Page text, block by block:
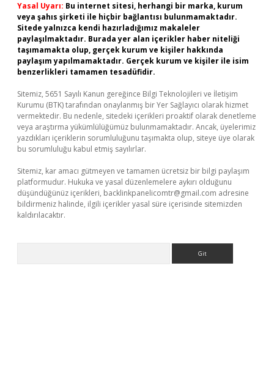
Yasal Uyarı: Bu internet sitesi, herhangi bir marka, kurum
veya şahıs şirketi ile hiçbir bağlantısı bulunmamaktadır.
Sitede yalnızca kendi hazırladığımız makaleler
paylaşılmaktadır. Burada yer alan içerikler haber niteliği
taşımamakta olup, gerçek kurum ve kişiler hakkında
paylaşım yapılmamaktadır. Gerçek kurum ve kişiler ile isim
benzerlikleri tamamen tesadüfidir.
Sitemiz, 5651 Sayılı Kanun gereğince Bilgi Teknolojileri ve İletişim
Kurumu (BTK) tarafından onaylanmış bir Yer Sağlayıcı olarak hizmet
vermektedir. Bu nedenle, sitedeki içerikleri proaktif olarak denetleme
veya araştırma yükümlülüğümüz bulunmamaktadır. Ancak, üyelerimiz
yazdıkları içeriklerin sorumluluğunu taşımakta olup, siteye üye olarak
bu sorumluluğu kabul etmiş sayılırlar.
Sitemiz, kar amacı gütmeyen ve tamamen ücretsiz bir bilgi paylaşım
platformudur. Hukuka ve yasal düzenlemelere aykırı olduğunu
düşündüğünüz içerikleri, backlinkpanelicomtr@gmail.com adresine
bildirmeniz halinde, ilgili içerikler yasal süre içerisinde sitemizden
kaldırılacaktır.